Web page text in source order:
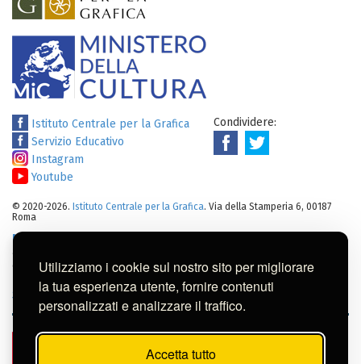
Utilizziamo i cookie sul nostro sito per migliorare
la tua esperienza utente, fornire contenuti
personalizzati e analizzare il traffico.
Accetta tutto
Istituto Centrale per la Grafica
Servizio Educativo
Instagram
Youtube
Condividere:
© 2020-2026. Istituto Centrale per la Grafica. Via della Stamperia 6, 00187
Roma
Note legali
altro materiale pubblicato su questo sito sono soggetti alle leggi sul
diritto di autore.
gr@cultura.gov.it